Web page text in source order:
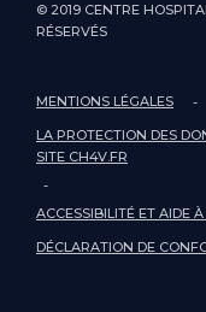
© 2019 CENTRE
RÉSERVÉS
MENTIONS LÉGALES
LA PROTECTION DES
SITE CH4V.FR
ACCESSIBILITÉ ET AIDE
DÉCLARATION DE